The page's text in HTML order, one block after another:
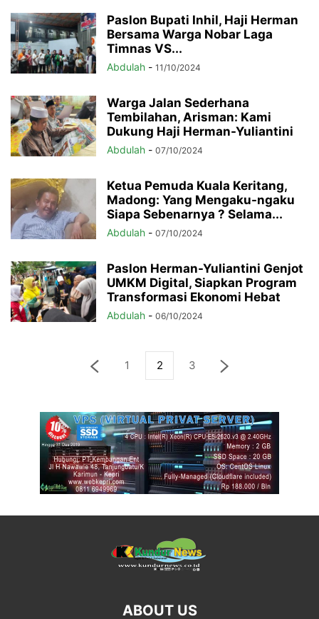
Paslon Bupati Inhil, Haji Herman
Bersama Warga Nobar Laga
Timnas VS...
Abdulah - 11/10/2024
Warga Jalan Sederhana
Tembilahan, Arisman: Kami
Dukung Haji Herman-Yuliantini
Abdulah - 07/10/2024
Ketua Pemuda Kuala Keritang,
Madong: Yang Mengaku-ngaku
Siapa Sebenarnya ? Selama...
Abdulah - 07/10/2024
Paslon Herman-Yuliantini Genjot
UMKM Digital, Siapkan Program
Transformasi Ekonomi Hebat
Abdulah - 06/10/2024
1 2 3
ABOUT US